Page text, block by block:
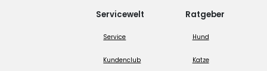
Servicewelt
Service
Kundenclub
Ratgeber
Hund
Katze